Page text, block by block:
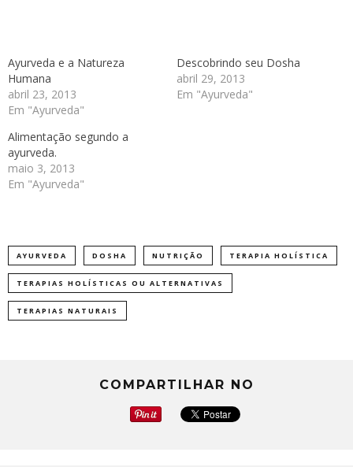
Ayurveda e a Natureza
Humana
abril 23, 2013
Em "Ayurveda"
Descobrindo seu Dosha
abril 29, 2013
Em "Ayurveda"
Alimentação segundo a
ayurveda.
maio 3, 2013
Em "Ayurveda"
AYURVEDA DOSHA NUTRIÇÃO TERAPIA HOLÍSTICA
TERAPIAS HOLÍSTICAS OU ALTERNATIVAS
TERAPIAS NATURAIS
COMPARTILHAR NO